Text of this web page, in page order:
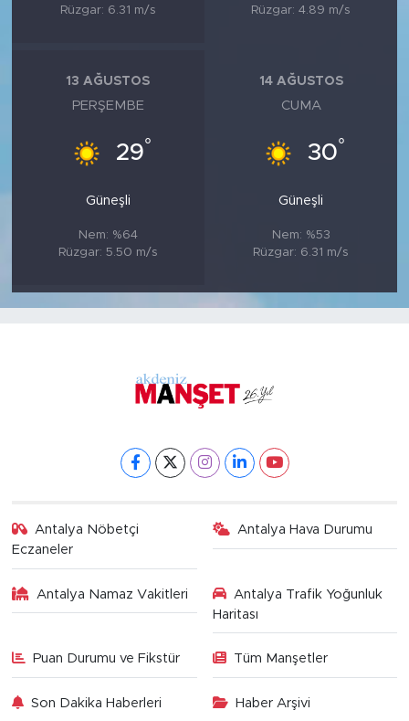
Rüzgar: 6.31 m/s
Rüzgar: 4.89 m/s
13 AĞUSTOS
PERŞEMBE
29°
Güneşli
Nem: %64
Rüzgar: 5.50 m/s
14 AĞUSTOS
CUMA
30°
Güneşli
Nem: %53
Rüzgar: 6.31 m/s
Antalya Nöbetçi
Eczaneler
Antalya Hava Durumu
Antalya Namaz Vakitleri
Antalya Trafik Yoğunluk
Haritası
Puan Durumu ve Fikstür Tüm Manşetler
Son Dakika Haberleri Haber Arşivi